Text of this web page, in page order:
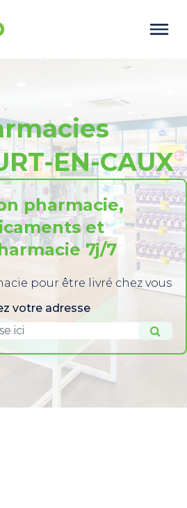
EN-CAUX
pharmacie,
et
7j/7
pour être livré chez vous
votre adresse